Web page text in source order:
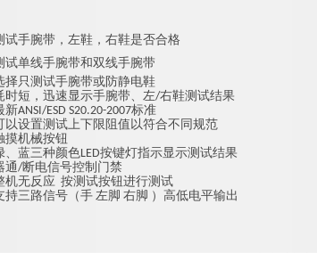
试手腕带，左鞋，右鞋是否合格
试单线手腕带和双线手腕带
择只测试手腕带或防静电鞋
时短，迅速显示手腕带、左/右鞋测试结果
ANSI/ESD S20.20-2007标准
以设置测试上下限阻值以符合不同规范
摸机械按钮
、蓝三种颜色LED按键灯指示显示测试结果
通/断电信号控制门禁
机无反应 按测试按钮进行测试
持三路信号（手 左脚 右脚 ）高低电平输出